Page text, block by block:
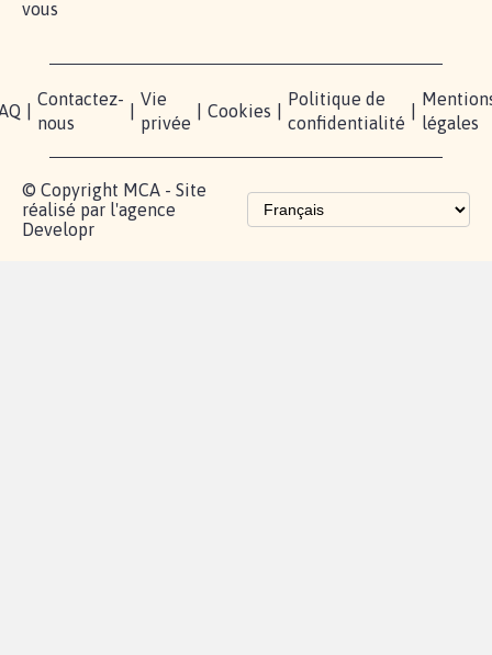
vous
Contactez-
nous
Vie
privée
Cookies
Politique de
confidentialité
légales
© Copyright MCA - Site
réalisé par l'agence
Developr